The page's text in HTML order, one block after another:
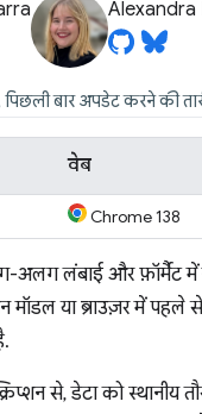
Alexandra
पिछली बार अपडेट करने की
वेब
Chrome 138
लंबाई और फ़ॉर्मैट में
या ब्राउज़र में
से, डेटा को स्थानीय